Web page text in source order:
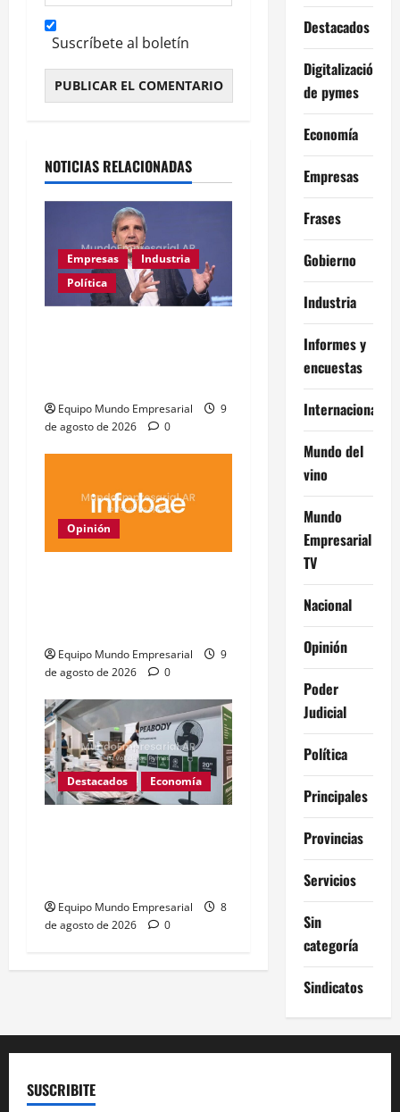
Suscríbete al boletín
NOTICIAS RELACIONADAS
Empresas
Industria
Política
Equipo Mundo Empresarial
9
de agosto de 2026
0
Opinión
Equipo Mundo Empresarial
9
de agosto de 2026
0
Destacados Economía
Equipo Mundo Empresarial
8
de agosto de 2026
0
Destacados
Digitalización
de pymes
Economía
Empresas
Frases
Gobierno
Industria
Informes y
encuestas
Internacional
Mundo del
vino
Mundo
Empresarial
TV
Nacional
Opinión
Poder
Judicial
Política
Principales
Provincias
Servicios
Sin
categoría
Sindicatos
SUSCRIBITE